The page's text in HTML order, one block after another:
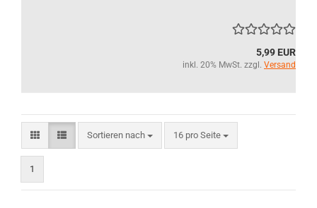
5,99 EUR
inkl. 20% MwSt. zzgl. Versand
Sortieren nach
Sortieren nach 16 pro Seite
pro Seite
1